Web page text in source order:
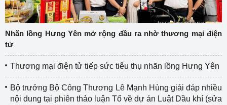
Nhãn lồng Hưng Yên mở rộng đầu ra nhờ thương mại điện
tử
Thương mại điện tử tiếp sức tiêu thụ nhãn lồng Hưng Yên
Bộ trưởng Bộ Công Thương Lê Mạnh Hùng giải đáp nhiều
nội dung tại phiên thảo luận Tổ về dự án Luật Dầu khí (sửa